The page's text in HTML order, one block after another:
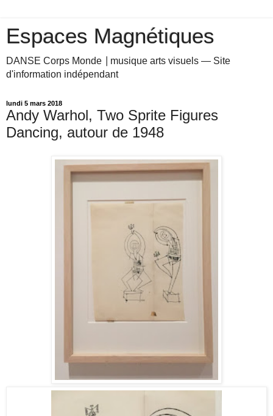
Espaces Magnétiques
DANSE Corps Monde ⎥ musique arts visuels — Site
d'information indépendant
lundi 5 mars 2018
Andy Warhol, Two Sprite Figures
Dancing, autour de 1948